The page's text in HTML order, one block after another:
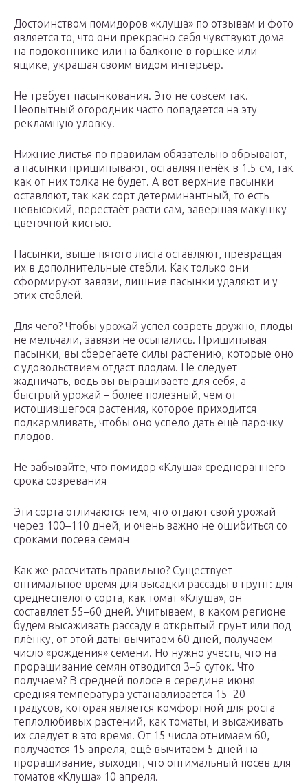
Достоинством помидоров «клуша» по отзывам и фото
является то, что они прекрасно себя чувствуют дома
на подоконнике или на балконе в горшке или
ящике, украшая своим видом интерьер.
Не требует пасынкования. Это не совсем так.
Неопытный огородник часто попадается на эту
рекламную уловку.
Нижние листья по правилам обязательно обрывают,
а пасынки прищипывают, оставляя пенёк в 1.5 см, так
как от них толка не будет. А вот верхние пасынки
оставляют, так как сорт детерминантный, то есть
невысокий, перестаёт расти сам, завершая макушку
цветочной кистью.
Пасынки, выше пятого листа оставляют, превращая
их в дополнительные стебли. Как только они
сформируют завязи, лишние пасынки удаляют и у
этих стеблей.
Для чего? Чтобы урожай успел созреть дружно, плоды
не мельчали, завязи не осыпались. Прищипывая
пасынки, вы сберегаете силы растению, которые оно
с удовольствием отдаст плодам. Не следует
жадничать, ведь вы выращиваете для себя, а
быстрый урожай – более полезный, чем от
истощившегося растения, которое приходится
подкармливать, чтобы оно успело дать ещё парочку
плодов.
Не забывайте, что помидор «Клуша» среднераннего
срока созревания
Эти сорта отличаются тем, что отдают свой урожай
через 100–110 дней, и очень важно не ошибиться со
сроками посева семян
Как же рассчитать правильно? Существует
оптимальное время для высадки рассады в грунт: для
среднеспелого сорта, как томат «Клуша», он
составляет 55–60 дней. Учитываем, в каком регионе
будем высаживать рассаду в открытый грунт или под
плёнку, от этой даты вычитаем 60 дней, получаем
число «рождения» семени. Но нужно учесть, что на
проращивание семян отводится 3–5 суток. Что
получаем? В средней полосе в середине июня
средняя температура устанавливается 15–20
градусов, которая является комфортной для роста
теплолюбивых растений, как томаты, и высаживать
их следует в это время. От 15 числа отнимаем 60,
получается 15 апреля, ещё вычитаем 5 дней на
проращивание, выходит, что оптимальный посев для
томатов «Клуша» 10 апреля.